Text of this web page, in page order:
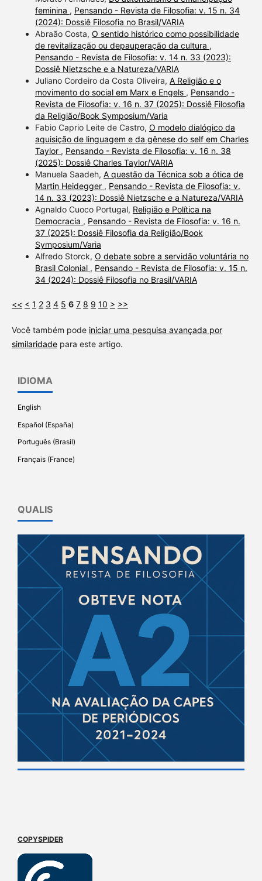
feminina , Pensando - Revista de Filosofia: v. 15 n. 34
(2024): Dossiê Filosofia no Brasil/VARIA
Abraão Costa, O sentido histórico como possibilidade
de revitalização ou depauperação da cultura ,
Pensando - Revista de Filosofia: v. 14 n. 33 (2023):
Dossiê Nietzsche e a Natureza/VARIA
Juliano Cordeiro da Costa Oliveira, A Religião e o
movimento do social em Marx e Engels , Pensando -
Revista de Filosofia: v. 16 n. 37 (2025): Dossiê Filosofia
da Religião/Book Symposium/Varia
Fabio Caprio Leite de Castro, O modelo dialógico da
aquisição de linguagem e da gênese do self em Charles
Taylor , Pensando - Revista de Filosofia: v. 16 n. 38
(2025): Dossiê Charles Taylor/VARIA
Manuela Saadeh, A questão da Técnica sob a ótica de
Martin Heidegger , Pensando - Revista de Filosofia: v.
14 n. 33 (2023): Dossiê Nietzsche e a Natureza/VARIA
Agnaldo Cuoco Portugal, Religião e Política na
Democracia , Pensando - Revista de Filosofia: v. 16 n.
37 (2025): Dossiê Filosofia da Religião/Book
Symposium/Varia
Alfredo Storck, O debate sobre a servidão voluntária no
Brasil Colonial , Pensando - Revista de Filosofia: v. 15 n.
34 (2024): Dossiê Filosofia no Brasil/VARIA
<< < 1 2 3 4 5 6 7 8 9 10 > >>
Você também pode iniciar uma pesquisa avançada por
similaridadepara este artigo.
IDIOMA
English
Español (España)
Português (Brasil)
Français (France)
QUALIS
COPYSPIDER